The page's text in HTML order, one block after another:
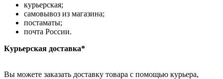
курьерская;
самовывоз из магазина;
постаматы;
почта России.
Курьерская доставка*
Вы можете заказать доставку товара с помощью курьера,